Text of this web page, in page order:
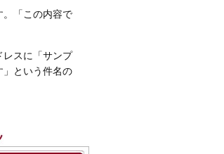
。「この内容で
レスに「サンプ
」という件名の